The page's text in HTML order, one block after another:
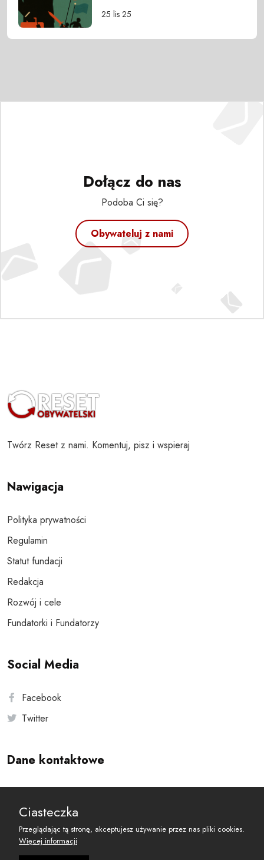
25 lis 25
Dołącz do nas
Podoba Ci się?
Obywateluj z nami
Twórz Reset z nami. Komentuj, pisz i wspieraj
Nawigacja
Polityka prywatności
Regulamin
Statut fundacji
Redakcja
Rozwój i cele
Fundatorki i Fundatorzy
Social Media
Facebook
Twitter
Dane kontaktowe
reset@resetobywatelski.pl
Ciasteczka
Przeglądając tą stronę, akceptujesz używanie przez nas pliki cookies.
Więcej informacji